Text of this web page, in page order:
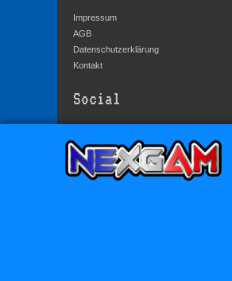
Impressum
AGB
Datenschutzerklärung
Kontakt
Social
Facebook
Twitter